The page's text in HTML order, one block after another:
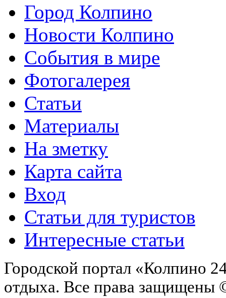
Город Колпино
Новости Колпино
События в мире
Фотогалерея
Статьи
Материалы
На зметку
Карта сайта
Вход
Статьи для туристов
Интересные статьи
Городской портал «Колпино
отдыха. Все права защищены